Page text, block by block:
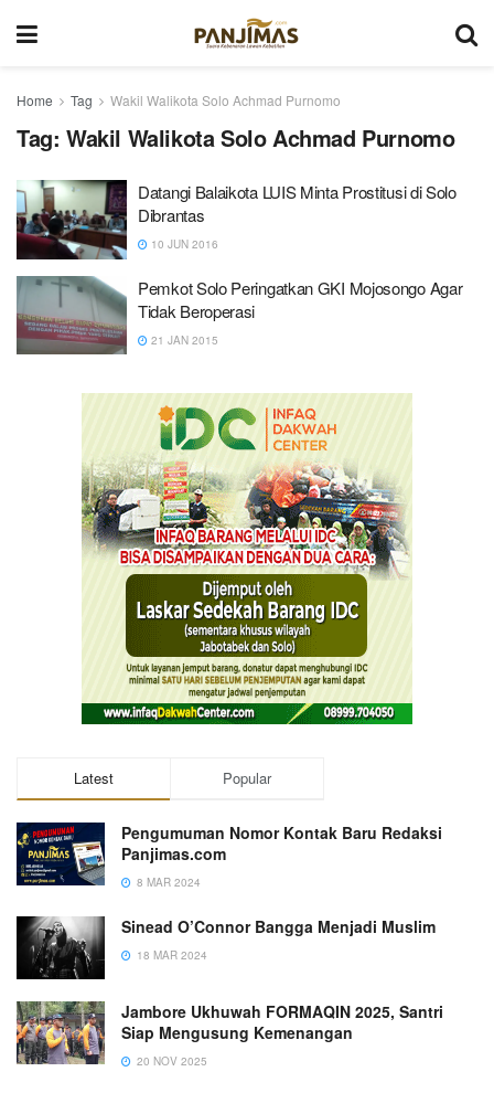
Home Tag Wakil Walikota Solo Achmad Purnomo
Tag: Wakil Walikota Solo Achmad Purnomo
Datangi Balaikota LUIS Minta Prostitusi di Solo
Dibrantas
10 JUN 2016
Pemkot Solo Peringatkan GKI Mojosongo Agar
Tidak Beroperasi
21 JAN 2015
Latest Popular
Pengumuman Nomor Kontak Baru Redaksi
Panjimas.com
8 MAR 2024
Sinead O’Connor Bangga Menjadi Muslim
18 MAR 2024
Jambore Ukhuwah FORMAQIN 2025, Santri
Siap Mengusung Kemenangan
20 NOV 2025